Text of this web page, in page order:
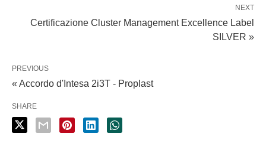
NEXT
Certificazione Cluster Management Excellence Label
SILVER »
PREVIOUS
« Accordo d'Intesa 2i3T - Proplast
SHARE